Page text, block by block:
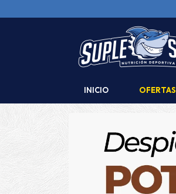
INICIO OFERTAS